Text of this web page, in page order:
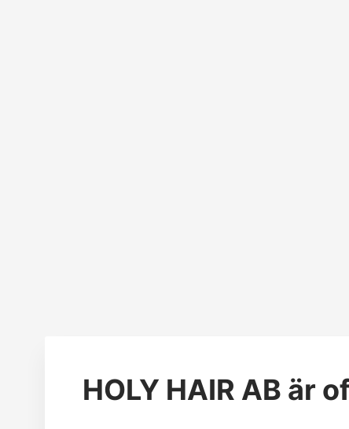
HOLY HAIR AB är